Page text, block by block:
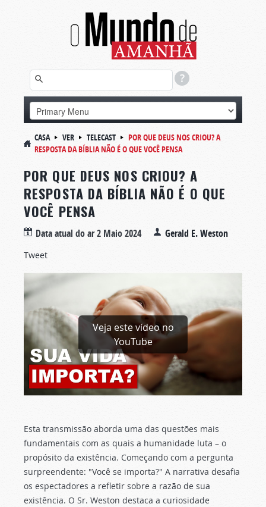
CASA VER TELECAST
POR QUE DEUS NOS CRIOU? A
RESPOSTA DA BÍBLIA NÃO É O QUE VOCÊ PENSA
POR QUE DEUS NOS CRIOU? A
RESPOSTA DA BÍBLIA NÃO É O QUE
VOCÊ PENSA
Data atual do ar2 Maio 2024 Gerald E. Weston
Tweet
Veja este vídeo no
YouTube
Esta transmissão aborda uma das questões mais
fundamentais com as quais a humanidade luta – o
propósito da existência. Começando com a pergunta
surpreendente: "Você se importa?" A narrativa desafia
os espectadores a refletir sobre a razão de sua
existência. O Sr. Weston destaca a curiosidade